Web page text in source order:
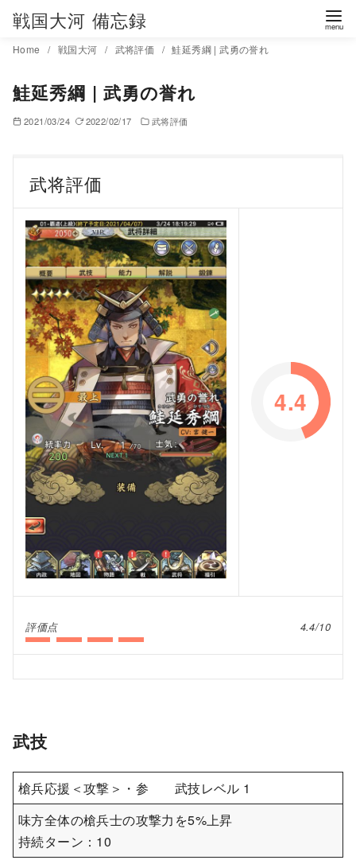
戦国大河 備忘録
Home 戦国大河 武将評価 鮭延秀綱 | 武勇の誉れ
鮭延秀綱 | 武勇の誉れ
2021/03/24 2022/02/17 武将評価
武将評価
4.4
評価点 4.4/10
武技
槍兵応援＜攻撃＞・参 武技レベル 1
味方全体の槍兵士の攻撃力を5%上昇
持続ターン：10